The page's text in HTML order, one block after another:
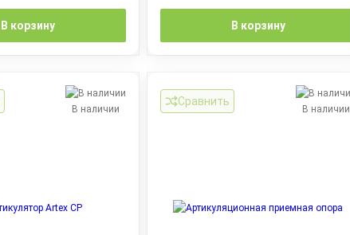
В корзину В корзину
В наличии
Сравнить
В наличии